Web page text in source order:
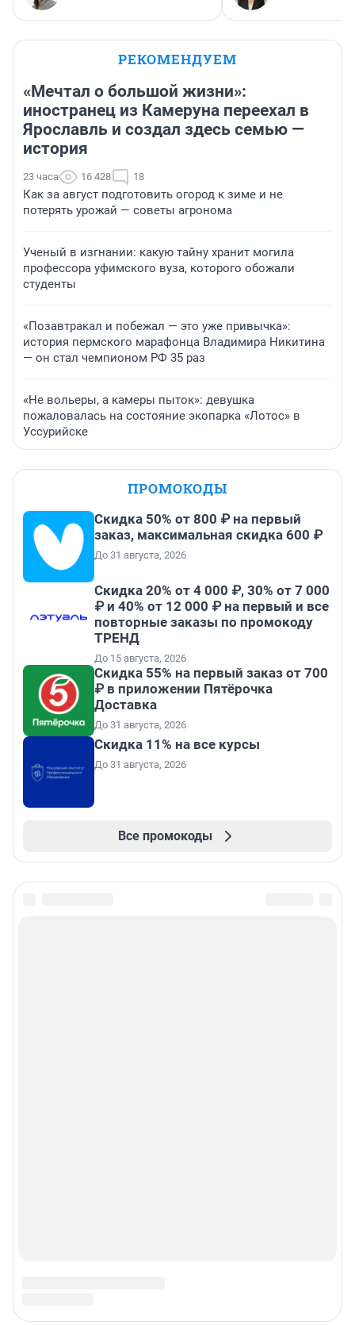
РЕКОМЕНДУЕМ
«Мечтал о большой жизни»:
иностранец из Камеруна переехал в
Ярославль и создал здесь семью —
история
23 часа 16 428 18
Как за август подготовить огород к зиме и не
потерять урожай — советы агронома
Ученый в изгнании: какую тайну хранит могила
профессора уфимского вуза, которого обожали
студенты
«Позавтракал и побежал — это уже привычка»:
история пермского марафонца Владимира Никитина
— он стал чемпионом РФ 35 раз
«Не вольеры, а камеры пыток»: девушка
пожаловалась на состояние экопарка «Лотос» в
Уссурийске
ПРОМОКОДЫ
Скидка 50% от 800 ₽ на первый
заказ, максимальная скидка 600 ₽
До 31 августа, 2026
Скидка 20% от 4 000 ₽, 30% от 7 000
₽ и 40% от 12 000 ₽ на первый и все
повторные заказы по промокоду
ТРЕНД
До 15 августа, 2026
Скидка 55% на первый заказ от 700
₽ в приложении Пятёрочка
Доставка
До 31 августа, 2026
Скидка 11% на все курсы
До 31 августа, 2026
Все промокоды